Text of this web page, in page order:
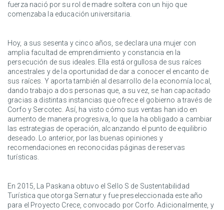
fuerza nació por su rol de madre soltera con un hijo que
comenzaba la educación universitaria.
Hoy, a sus sesenta y cinco años, se declara una mujer con
amplia facultad de emprendimiento y constancia en la
persecución de sus ideales. Ella está orgullosa de sus raíces
ancestrales y de la oportunidad de dar a conocer el encanto de
sus raíces. Y aporta también al desarrollo de la economía local,
dando trabajo a dos personas que, a su vez, se han capacitado
gracias a distintas instancias que ofrece el gobierno a través de
Corfo y Sercotec. Así, ha visto cómo sus ventas han ido en
aumento de manera progresiva, lo que la ha obligado a cambiar
las estrategias de operación, alcanzando el punto de equilibrio
deseado. Lo anterior, por las buenas opiniones y
recomendaciones en reconocidas páginas de reservas
turísticas.
En 2015, La Paskana obtuvo el Sello S de Sustentabilidad
Turística que otorga Sernatur y fue preseleccionada este año
para el Proyecto Crece, convocado por Corfo. Adicionalmente, y